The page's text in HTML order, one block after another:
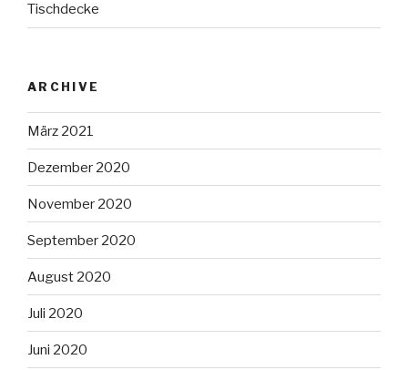
Tischdecke
ARCHIVE
März 2021
Dezember 2020
November 2020
September 2020
August 2020
Juli 2020
Juni 2020